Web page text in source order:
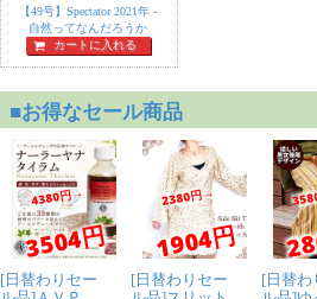
【49号】Spectator 2021年 -
自然ってなんだろうか
カートに入れる